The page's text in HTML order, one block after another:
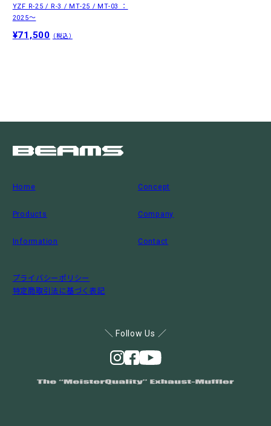
YZF R-25 / R-3 / MT-25 / MT-03 ：
2025～
¥71,500 （税込）
Home Concept
Products Company
Information Contact
プライバシーポリシー
特定商取引法に基づく表記
＼ Follow Us ／